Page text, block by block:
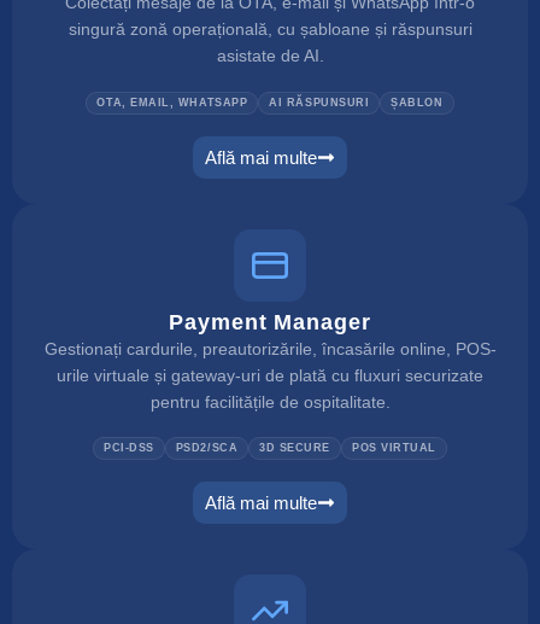
singură zonă operațională, cu șabloane și răspunsuri
asistate de AI.
OTA, EMAIL, WHATSAPP AI RĂSPUNSURI ȘABLON
Află mai multe
unified inbox
Payment Manager
Gestionați cardurile, preautorizările, încasările online, POS-
urile virtuale și gateway-uri de plată cu fluxuri securizate
pentru facilitățile de ospitalitate.
PCI-DSS PSD2/SCA 3D SECURE POS VIRTUAL
Află mai multe
payment manager